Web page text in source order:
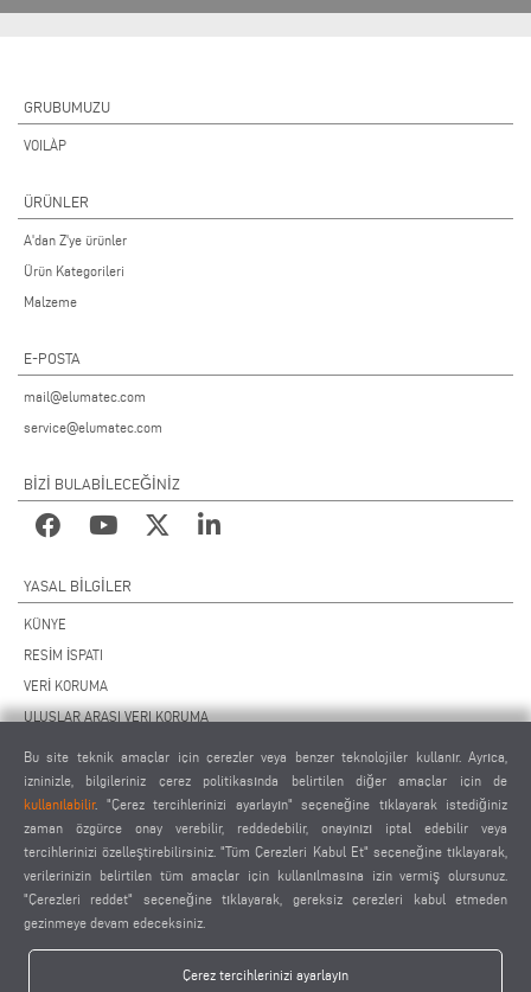
GRUBUMUZU
VOILÀP
ÜRÜNLER
A'dan Z'ye ürünler
Ürün Kategorileri
Malzeme
E-POSTA
mail@elumatec.com
service@elumatec.com
BİZİ BULABİLECEĞİNİZ
YASAL BILGILER
KÜNYE
RESİM İSPATI
VERİ KORUMA
ULUSLAR ARASI VERI KORUMA
UZAKTAN BAKIM SÖZLEŞMESİ
ÇEREZ AYARLARI
TEDARİKÇİLER DAVRANIŞ KURALLARI
Bu site teknik amaçlar için çerezler veya benzer teknolojiler kullanır. Ayrıca,
izninizle, bilgileriniz çerez politikasında belirtilen diğer amaçlar için de
kullanılabilir. "Çerez tercihlerinizi ayarlayın" seçeneğine tıklayarak istediğiniz
zaman özgürce onay verebilir, reddedebilir, onayınızı iptal edebilir veya
tercihlerinizi özelleştirebilirsiniz. "Tüm Çerezleri Kabul Et" seçeneğine tıklayarak,
verilerinizin belirtilen tüm amaçlar için kullanılmasına izin vermiş olursunuz.
"Çerezleri reddet" seçeneğine tıklayarak, gereksiz çerezleri kabul etmeden
gezinmeye devam edeceksiniz.
Çerez tercihlerinizi ayarlayın